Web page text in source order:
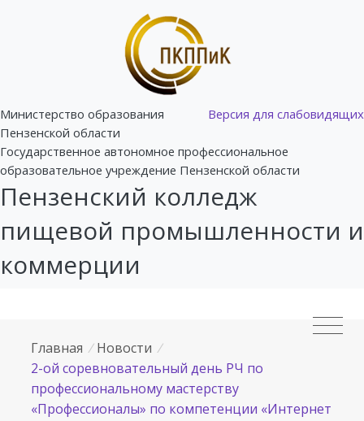
Версия для слабовидящих
Министерство образования
Пензенской области
Государственное автономное профессиональное
образовательное учреждение Пензенской области
Пензенский колледж
пищевой промышленности и
коммерции
Главная / Новости /
2-ой соревновательный день РЧ по
профессиональному мастерству
«Профессионалы» по компетенции «Интернет